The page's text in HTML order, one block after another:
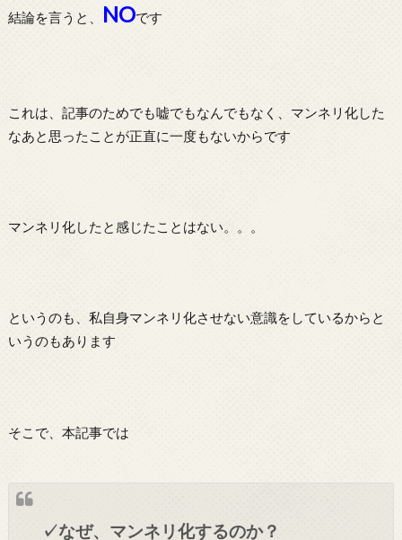
結論を言うと、 NOです
これは、記事のためでも嘘でもなんでもなく、マンネリ化した
なあと思ったことが正直に一度もないからです
マンネリ化したと感じたことはない。。。
というのも、私自身マンネリ化させない意識をしているからと
いうのもあります
そこで、本記事では
✓なぜ、マンネリ化するのか？